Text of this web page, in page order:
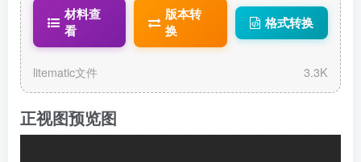
matic
材料查
看
版本转
换
格式转换
litematic文件 3.3K
正视图预览图